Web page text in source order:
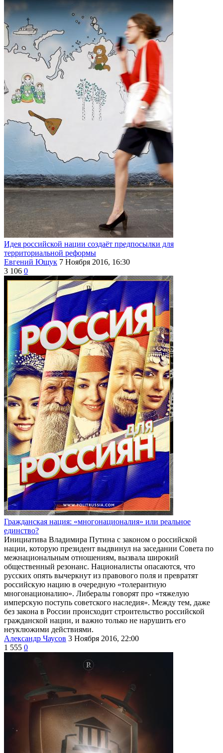
Идея российской нации создаёт предпосылки для
территориальной реформы
Евгений Ющук 7 Ноября 2016, 16:30
3 106 0
Гражданская нация: «многонационалия» или реальное
единство?
Инициатива Владимира Путина с законом о российской
нации, которую президент выдвинул на заседании Совета по
межнациональным отношениям, вызвала широкий
общественный резонанс. Националисты опасаются, что
русских опять вычеркнут из правового поля и превратят
российскую нацию в очередную «толерантную
многонационалию». Либералы говорят про «тяжелую
имперскую поступь советского наследия». Между тем, даже
без закона в России происходит строительство российской
гражданской нации, и важно только не нарушить его
неуклюжими действиями.
Александр Чаусов 3 Ноября 2016, 22:00
1 555 0